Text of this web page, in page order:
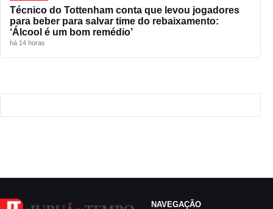
Técnico do Tottenham conta que levou jogadores
para beber para salvar time do rebaixamento:
‘Álcool é um bom remédio’
há 14 horas
NAVEGAÇÃO